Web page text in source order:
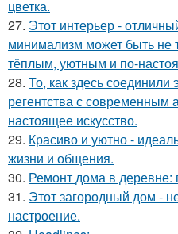
цветка.
27. Этот интерьер -
минимализм может быть не
тёплым, уютным и по-
28. То, как здесь соединили
регентства с
настоящее искусство.
29. Красиво и уютно -
жизни и общения.
30. Ремонт дома в деревне:
31. Этот загородный дом -
настроение.